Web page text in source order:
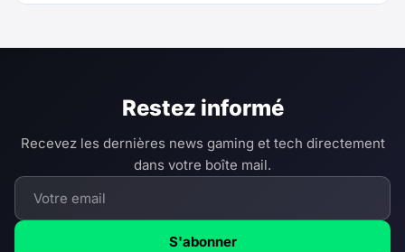
Restez informé
Recevez les dernières news gaming et tech directement
dans votre boîte mail.
S'abonner